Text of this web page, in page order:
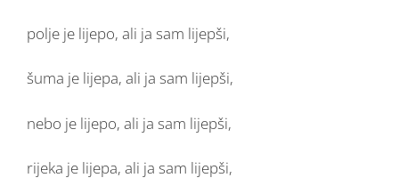
polje je lijepo, ali ja sam lijepši,
šuma je lijepa, ali ja sam lijepši,
nebo je lijepo, ali ja sam lijepši,
rijeka je lijepa, ali ja sam lijepši,